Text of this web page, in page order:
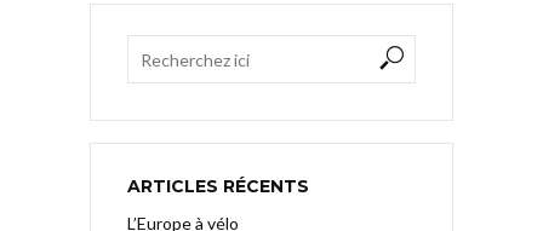
ARTICLES RÉCENTS
L’Europe à vélo